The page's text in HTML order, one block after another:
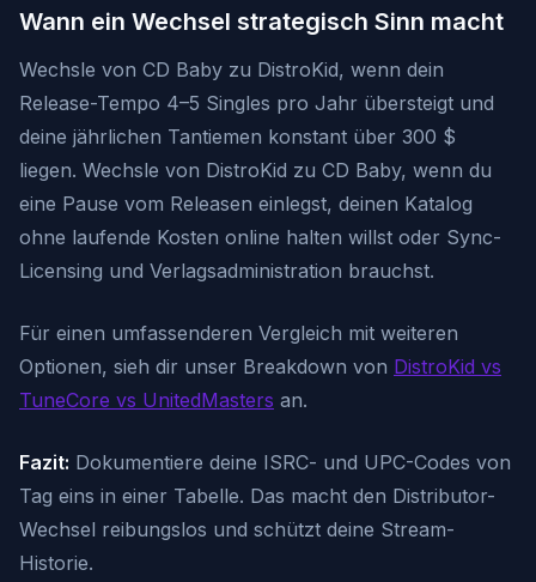
Wann ein Wechsel strategisch Sinn macht
Wechsle von CD Baby zu DistroKid, wenn dein
Release-Tempo 4–5 Singles pro Jahr übersteigt und
deine jährlichen Tantiemen konstant über 300 $
liegen. Wechsle von DistroKid zu CD Baby, wenn du
eine Pause vom Releasen einlegst, deinen Katalog
ohne laufende Kosten online halten willst oder Sync-
Licensing und Verlagsadministration brauchst.
Für einen umfassenderen Vergleich mit weiteren
Optionen, sieh dir unser Breakdown von DistroKid vs
TuneCore vs UnitedMasters an.
Fazit: Dokumentiere deine ISRC- und UPC-Codes von
Tag eins in einer Tabelle. Das macht den Distributor-
Wechsel reibungslos und schützt deine Stream-
Historie.